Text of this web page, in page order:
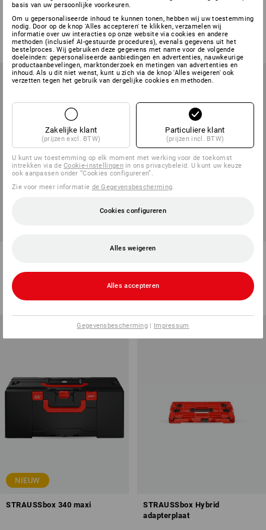
7 kleuren
v.a. € 47,07
(incl. BTW) v.a. 6 stuks
1 kleur
v.a. € 42,23
(incl. BTW) v.a. 6 stuks
variant
v.a.
(incl. BTW) v.a. 6 stuks
STRAUSSbox 300 x-large
v.a. € 72,48
NIEUW
STRAUSSbox 340 maxi
STRAUSSbox Hybrid
adapterplaat
basis van uw persoonlijke voorkeuren.
Om u gepersonaliseerde inhoud te kunnen tonen, hebben wij uw toestemming
nodig. Door op de knop 'Alles accepteren' te klikken, verzamelen wij
informatie over uw interacties op onze website via cookies en andere
methoden (inclusief AI-gestuurde procedures), evenals gegevens uit het
bestelproces. Wij gebruiken deze gegevens met name voor de volgende
doeleinden: gepersonaliseerde aanbiedingen en advertenties, nauwkeurige
productaanbevelingen, marktonderzoek en metingen van advertenties en
inhoud. Als u dit niet wenst, kunt u zich via de knop 'Alles weigeren' ook
verzetten tegen het gebruik van dergelijke cookies en methoden.
Zakelijke klant
(prijzen excl. BTW)
Particuliere klant
(prijzen incl. BTW)
U kunt uw toestemming op elk moment met werking voor de toekomst
intrekken via deCookie-instellingenin ons privacybeleid. U kunt uw keuze
ook aanpassen onder “Cookies configureren”.
Zie voor meer informatie de Gegevensbescherming.
Cookies configureren
Alles weigeren
Alles accepteren
Gegevensbescherming | Impressum